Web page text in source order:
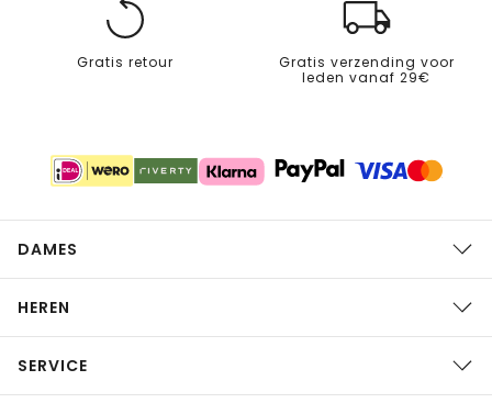
Gratis retour
Gratis verzending voor
leden vanaf 29€
DAMES
HEREN
SERVICE